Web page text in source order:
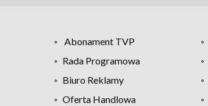
Abonament TVP
Rada Programowa
Biuro Reklamy
Oferta Handlowa